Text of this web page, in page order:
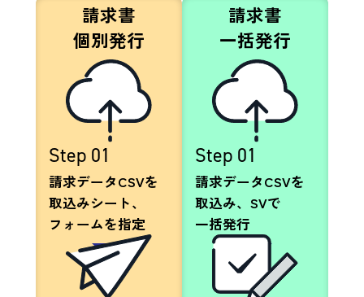
請求書
個別発行
Step 01
請求データCSVを
取込みシート、
フォームを指定
請求書
一括発行
Step 01
請求データCSVを
取込み、SVで
一括発行